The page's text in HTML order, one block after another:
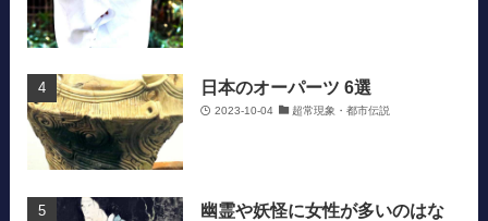
日本のオーパーツ 6選
2023-10-04 超常現象・都市伝説
幽霊や妖怪に女性が多いのはな